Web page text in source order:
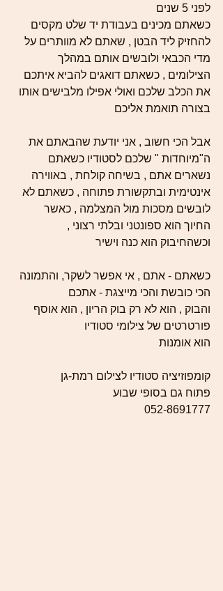
לפני 5 שנים
כשאתם מכינים בעבודת יד שלט מקסים
להחזיק ליד הבטן , שאתם לא מוותרים על
מדי הכבאי ולובשים אותם במהלך
הצילומים , כשאתם דואגים להביא איתכם
את הכלב שלכם ואולי אפילו מלבישים אותו
בצורה תואמת אליכם
אבל הכי חשוב , אני יודעת שהבאתם את
ה"מיוחדות " שלכם לסטודיו כשאתם
נשארים אתם , בשיחה קולחת , באווירה
אינטימית ובתקשורת פתוחה , כשאתם לא
לובשים מסכות מול המצלמה , כאשר
החיוך הוא ספונטני ובלתי רצוני ,
וכשהחיבוק הוא כנה וישיר
כשאתם - אתם , אי אפשר לשקר, והתמונה
הכי כובשת והכי מייצגת - אתכם
והבוק , הוא לא רק בוק הריון , הוא אוסף
פורטרטים של צילומי סטודיו
הוא אומנות
קומפוזיציה סטודיו לצילום רמת-גן
פתוח גם בסופי שבוע
052-8691777